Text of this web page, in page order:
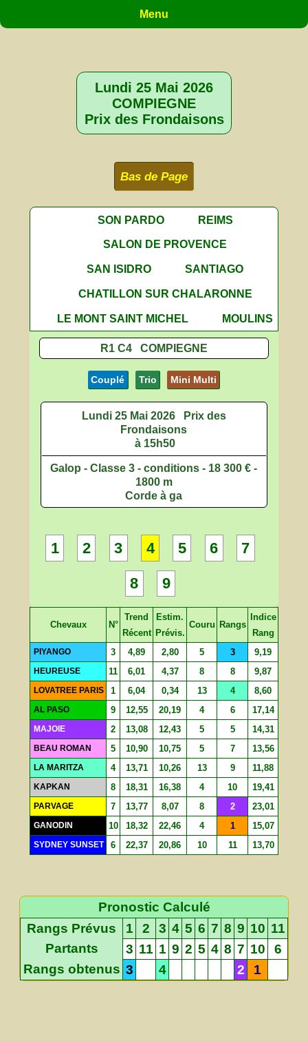
Menu
Lundi 25 Mai 2026
COMPIEGNE
Prix des Frondaisons
Bas de Page
SON PARDO
REIMS
SALON DE PROVENCE
SAN ISIDRO
SANTIAGO
CHATILLON SUR CHALARONNE
LE MONT SAINT MICHEL
MOULINS
R1 C4 COMPIEGNE
Couplé Trio Mini Multi
Lundi 25 Mai 2026
Prix des
Frondaisons
à 15h50
Galop - Classe 3 - conditions - 18 300 € -
1800 m
Corde à ga
1 2 3 4 5 6 7
8 9
Chevaux N°
Trend
Récent
Estim.
Prévis.
Couru Rangs
Indice
Rang
PIYANGO 3 4,89 2,80 5 3 9,19
HEUREUSE 11 6,01 4,37 8 8 9,87
LOVATREE PARIS 1 6,04 0,34 13 4 8,60
AL PASO 9 12,55 20,19 4 6 17,14
MAJOIE 2 13,08 12,43 5 5 14,31
BEAU ROMAN 5 10,90 10,75 5 7 13,56
LA MARITZA 4 13,71 10,26 13 9 11,88
KAPKAN 8 18,31 16,38 4 10 19,41
PARVAGE 7 13,77 8,07 8 2 23,01
GANODIN 10 18,32 22,46 4 1 15,07
SYDNEY SUNSET 6 22,37 20,86 10 11 13,70
Pronostic Calculé
Rangs Prévus
1 2 3 4 5 6 7 8 9 10 11
Partants
3 11 1 9 2 5 4 8 7 10
6
Rangs obtenus 3 4 2 1